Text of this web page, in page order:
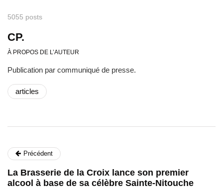
5055 posts
CP.
À PROPOS DE L’AUTEUR
Publication par communiqué de presse.
articles
Précédent
La Brasserie de la Croix lance son premier
alcool à base de sa célèbre Sainte-Nitouche